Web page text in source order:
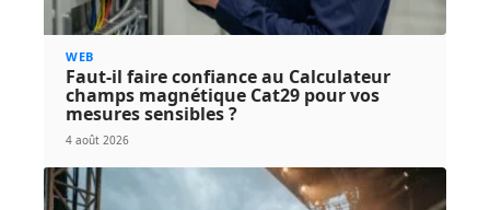
WEB
Faut-il faire confiance au Calculateur
champs magnétique Cat29 pour vos
mesures sensibles ?
4 août 2026